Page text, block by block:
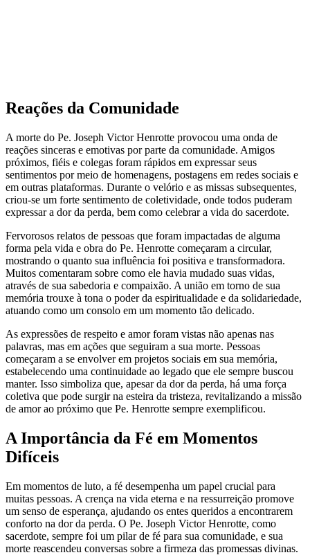
Reações da Comunidade
A morte do Pe. Joseph Victor Henrotte provocou uma onda de
reações sinceras e emotivas por parte da comunidade. Amigos
próximos, fiéis e colegas foram rápidos em expressar seus
sentimentos por meio de homenagens, postagens em redes sociais e
em outras plataformas. Durante o velório e as missas subsequentes,
criou-se um forte sentimento de coletividade, onde todos puderam
expressar a dor da perda, bem como celebrar a vida do sacerdote.
Fervorosos relatos de pessoas que foram impactadas de alguma
forma pela vida e obra do Pe. Henrotte começaram a circular,
mostrando o quanto sua influência foi positiva e transformadora.
Muitos comentaram sobre como ele havia mudado suas vidas,
através de sua sabedoria e compaixão. A união em torno de sua
memória trouxe à tona o poder da espiritualidade e da solidariedade,
atuando como um consolo em um momento tão delicado.
As expressões de respeito e amor foram vistas não apenas nas
palavras, mas em ações que seguiram a sua morte. Pessoas
começaram a se envolver em projetos sociais em sua memória,
estabelecendo uma continuidade ao legado que ele sempre buscou
manter. Isso simboliza que, apesar da dor da perda, há uma força
coletiva que pode surgir na esteira da tristeza, revitalizando a missão
de amor ao próximo que Pe. Henrotte sempre exemplificou.
A Importância da Fé em Momentos
Difíceis
Em momentos de luto, a fé desempenha um papel crucial para
muitas pessoas. A crença na vida eterna e na ressurreição promove
um senso de esperança, ajudando os entes queridos a encontrarem
conforto na dor da perda. O Pe. Joseph Victor Henrotte, como
sacerdote, sempre foi um pilar de fé para sua comunidade, e sua
morte reascendeu conversas sobre a firmeza das promessas divinas.